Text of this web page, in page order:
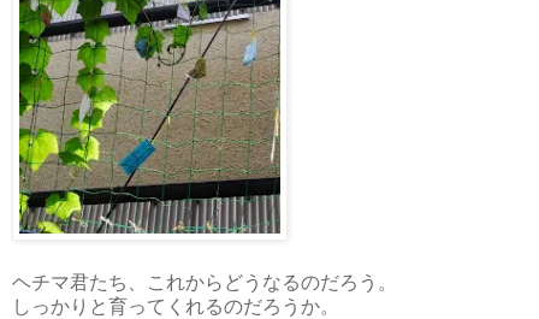
ヘチマ君たち、これからどうなるのだろう。
しっかりと育ってくれるのだろうか。